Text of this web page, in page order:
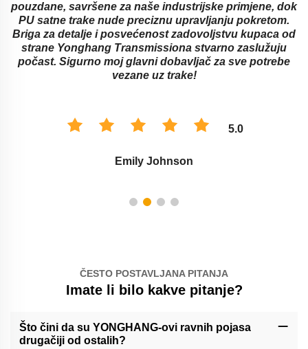
pouzdane, savršene za naše industrijske primjene, dok
PU satne trake nude preciznu upravljanju pokretom.
Briga za detalje i posvećenost zadovoljstvu kupaca od
strane Yonghang Transmissiona stvarno zaslužuju
počast. Sigurno moj glavni dobavljač za sve potrebe
vezane uz trake!
5.0
Emily Johnson
ČESTO POSTAVLJANA PITANJA
Imate li bilo kakve pitanje?
Što čini da su YONGHANG-ovi ravnih pojasa
drugačiji od ostalih?